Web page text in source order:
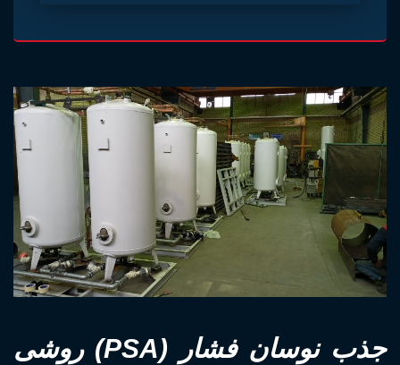
جذب نوسان فشار (PSA) روشی